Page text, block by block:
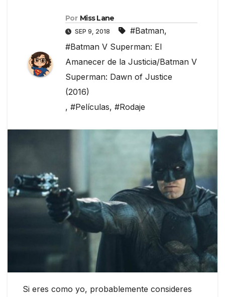
Por Miss Lane
SEP 9, 2018 #Batman,
#Batman V Superman: El
Amanecer de la Justicia/Batman V
Superman: Dawn of Justice
(2016)
, #Películas, #Rodaje
Si eres como yo, probablemente consideres